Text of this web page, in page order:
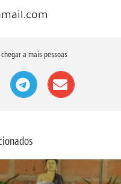
a mais pessoas